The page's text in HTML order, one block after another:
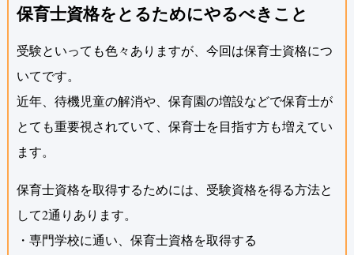
保育士資格をとるためにやるべきこと
受験といっても色々ありますが、今回は保育士資格につ
いてです。
近年、待機児童の解消や、保育園の増設などで保育士が
とても重要視されていて、保育士を目指す方も増えてい
ます。
保育士資格を取得するためには、受験資格を得る方法と
して2通りあります。
・専門学校に通い、保育士資格を取得する